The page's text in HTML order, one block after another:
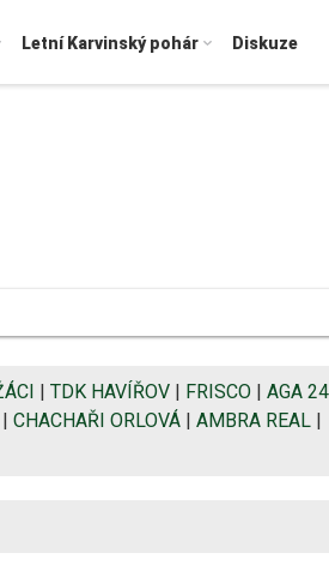
Letní Karvinský pohár Diskuze
| TDK HAVÍŘOV | FRISCO | AGA 24
| CHACHAŘI ORLOVÁ | AMBRA REAL |